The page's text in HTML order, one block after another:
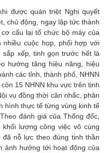
được quán triệt Nghị quyết
chủ động, ngay lập tức thành
cấu lại tổ chức bộ máy của
nhiều cuộc họp, phối hợp với
xếp, tinh gọn trước hết là
hướng tăng hiệu năng, hiệu
các tỉnh, thành phố, NHNN
15 NHNN khu vực trên tinh
vụ đồng thời cân nhắc, phân
hình thực tế từng vùng kinh tế
đánh giá của Thống đốc,
lượng công việc vô cùng
nỗ lực theo đúng tinh thần
ảnh hưởng tới hoạt động của